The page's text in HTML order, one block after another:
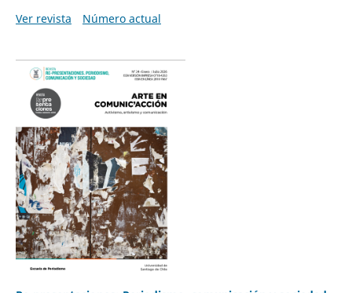
Ver revista
Número actual